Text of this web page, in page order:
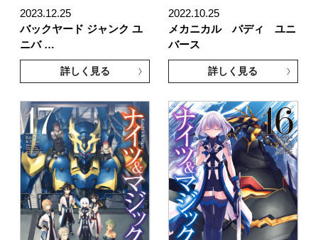
2023.12.25
バックヤード ジャンク ユ
ニバ …
詳しく見る
2022.10.25
メカニカル バディ ユニ
バース
詳しく見る